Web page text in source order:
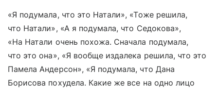
«Я подумала, что это Натали», «Тоже решила,
что Натали», «А я подумала, что Седокова»,
«На Натали очень похожа. Сначала подумала,
что это она», «Я вообще издалека решила, что это
Памела Андерсон», «Я подумала, что Дана
Борисова похудела. Какие же все на одно лицо